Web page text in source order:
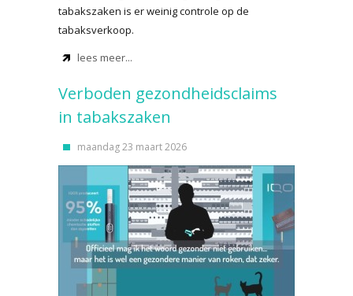
tabakszaken is er weinig controle op de
tabaksverkoop.
lees meer...
Verboden gezondheidsclaims
in tabakszaken
maandag 23 maart 2026